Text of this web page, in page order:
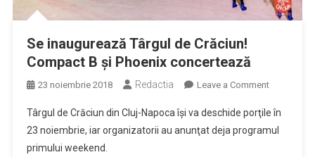
Se inaugurează Târgul de Crăciun!
Compact B și Phoenix concertează
23 noiembrie 2018 Redactia Leave a Commenton
Târgul
Târgul de Crăciun din Cluj-Napoca îşi va deschide porţile în
23 noiembrie, iar organizatorii au anunţat deja programul
primului weekend.